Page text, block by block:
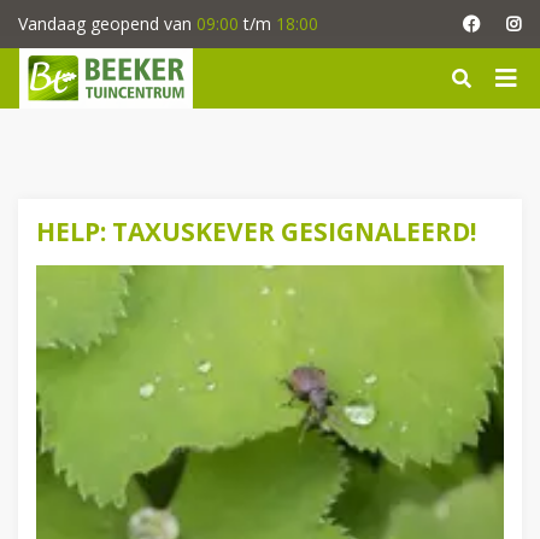
a
Vandaag geopend van 09:00 t/m 18:00
HELP: TAXUSKEVER GESIGNALEERD!